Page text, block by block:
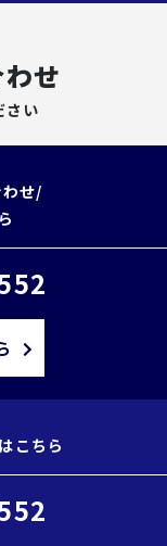
せ
さい
せ/
こちら